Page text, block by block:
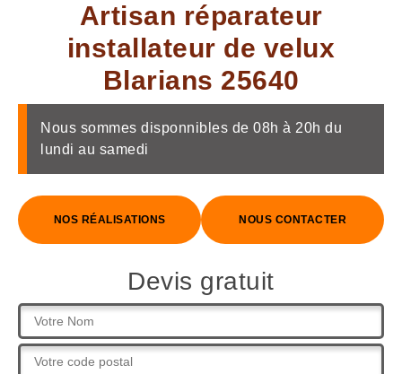
Artisan réparateur
installateur de velux
Blarians 25640
Nous sommes disponnibles de 08h à 20h du
lundi au samedi
NOS RÉALISATIONS NOUS CONTACTER
Devis gratuit